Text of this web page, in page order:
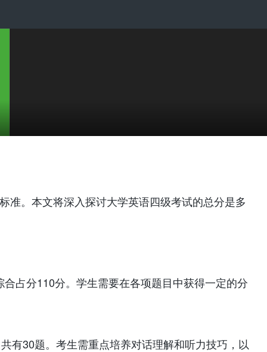
准。本文将深入探讨大学英语四级考试的总分是多
占分110分。学生需要在各项题目中获得一定的分
有30题。考生需重点培养对话理解和听力技巧，以